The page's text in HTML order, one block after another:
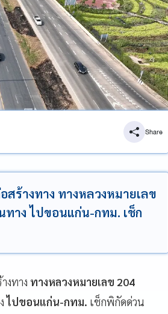
Share
สร้างทาง ทางหลวงหมายเลข
ทาง ไปขอนแก่น-กทม. เช็ก
งทาง ทางหลวงหมายเลข 204
ไปขอนแก่น-กทม. เช็กพิกัดด่วน